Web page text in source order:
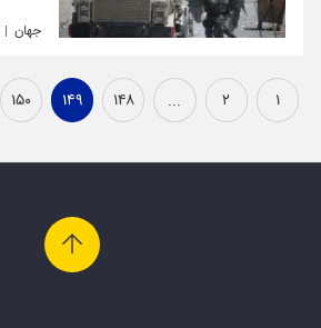
جهان
۱ ۲ ... ۱۴۸ ۱۴۹ ۱۵۰